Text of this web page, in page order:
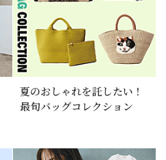
夏のおしゃれを託したい！
最旬バッグコレクション